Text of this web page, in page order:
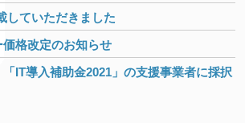
していただきました
価格改定のお知らせ
IT導入補助金2021」の支援事業者に採択